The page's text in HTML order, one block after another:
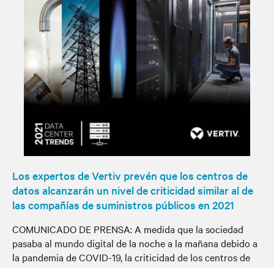
Los expertos de Vertiv prevén que los centros de
datos alcanzarán un nivel de criticidad similar al de
las compañías de suministros públicos en 2021
COMUNICADO DE PRENSA: A medida que la sociedad
pasaba al mundo digital de la noche a la mañana debido a
la pandemia de COVID-19, la criticidad de los centros de